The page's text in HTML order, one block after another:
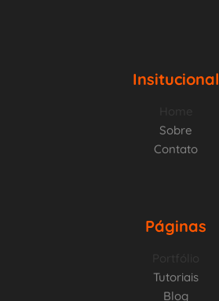
Insitucional
Sobre
Contato
Páginas
Tutoriais
Blog